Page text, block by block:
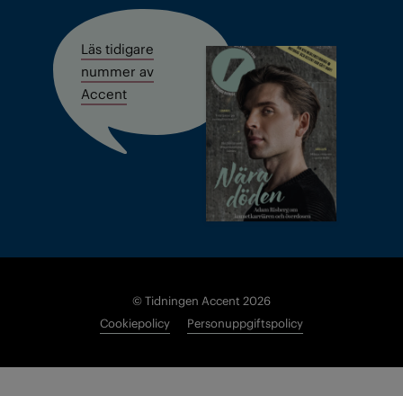
Läs tidigare
nummer av
Accent
© Tidningen Accent 2026
Cookiepolicy
Personuppgiftspolicy